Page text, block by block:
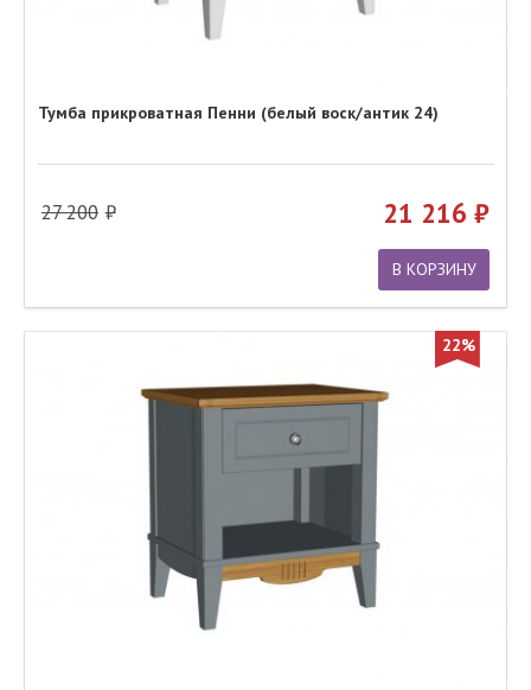
Тумба прикроватная Пенни (белый воск/антик 24)
27 200 21 216
В КОРЗИНУ
22%